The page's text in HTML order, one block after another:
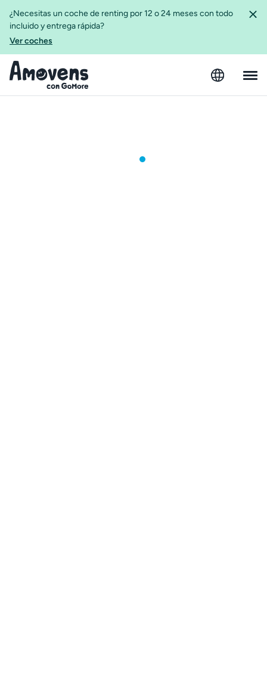
¿Necesitas un coche de renting por 12 o 24 meses con todo
incluido y entrega rápida?
Ver coches